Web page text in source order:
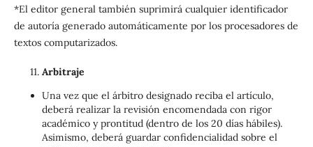
*El editor general también suprimirá cualquier identificador
de autoría generado automáticamente por los procesadores de
textos computarizados.
Arbitraje
Una vez que el árbitro designado reciba el artículo,
deberá realizar la revisión encomendada con rigor
académico y prontitud (dentro de los 20 días hábiles).
Asimismo, deberá guardar confidencialidad sobre el